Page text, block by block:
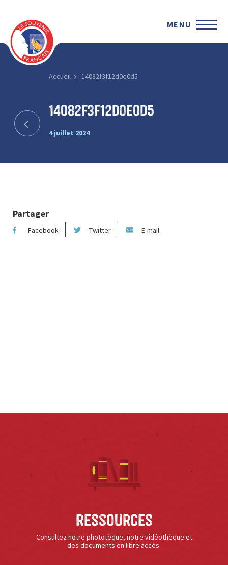
MENU
Accueil 14082f3f12d0e0d5
14082f3f12d0e0d5
4 juillet 2024
Partager
Facebook Twitter E-mail
Ressources
Consultez notre phototèque, notre vidéothèque et
des documents en libre accès.